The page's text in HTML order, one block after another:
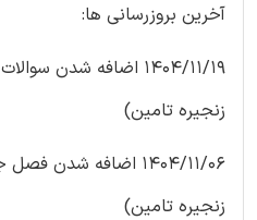
آخرین بروزرسانی ها:
1404/11/19 اضافه شدن
زنجیره تامین)
1404/11/06 اضافه
زنجیره تامین)